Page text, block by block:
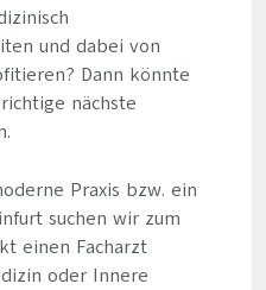
und dabei von
Dann könnte
nächste
Praxis bzw. ein
suchen wir zum
einen Facharzt
oder Innere